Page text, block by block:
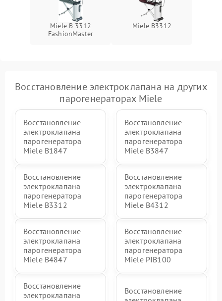
Miele B 3312
FashionMaster
Miele B3312
Восстановление электроклапана на других
парогенераторах Miele
Восстановление
электроклапана
парогенератора
Miele B1847
Восстановление
электроклапана
парогенератора
Miele B3847
Восстановление
электроклапана
парогенератора
Miele B3312
Восстановление
электроклапана
парогенератора
Miele B4312
Восстановление
электроклапана
парогенератора
Miele B4847
Восстановление
электроклапана
парогенератора
Miele PIB100
Восстановление
электроклапана
Восстановление